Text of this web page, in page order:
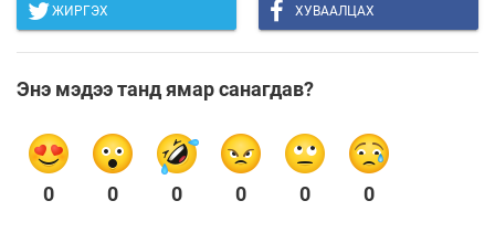
ЖИРГЭХ ХУВААЛЦАХ
Энэ мэдээ танд ямар санагдав?
0 0 0 0 0 0